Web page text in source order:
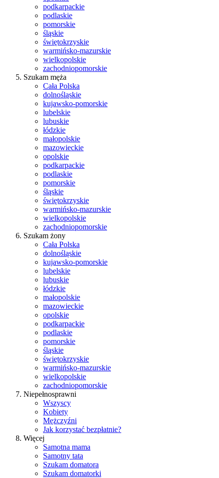
podkarpackie
podlaskie
pomorskie
śląskie
świętokrzyskie
warmińsko-mazurskie
wielkopolskie
zachodniopomorskie
Szukam męża
Cała Polska
dolnośląskie
kujawsko-pomorskie
lubelskie
lubuskie
łódzkie
małopolskie
mazowieckie
opolskie
podkarpackie
podlaskie
pomorskie
śląskie
świętokrzyskie
warmińsko-mazurskie
wielkopolskie
zachodniopomorskie
Szukam żony
Cała Polska
dolnośląskie
kujawsko-pomorskie
lubelskie
lubuskie
łódzkie
małopolskie
mazowieckie
opolskie
podkarpackie
podlaskie
pomorskie
śląskie
świętokrzyskie
warmińsko-mazurskie
wielkopolskie
zachodniopomorskie
Niepełnosprawni
Wszyscy
Kobiety
Mężczyźni
Jak korzystać bezpłatnie?
Więcej
Samotna mama
Samotny tata
Szukam domatora
Szukam domatorki